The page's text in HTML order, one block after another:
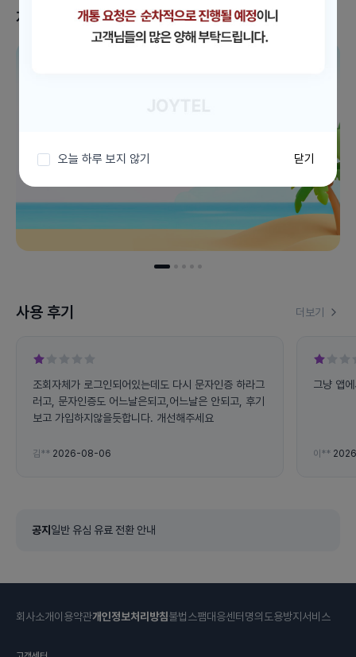
사용 후기 더보기
조회자체가 로그인되어있는데도 다시 문자인증 하라그
러고, 문자인증도 어느날은되고,어느날은 안되고, 후기
보고 가입하지않을듯합니다. 개선해주세요
김** 2026-08-06
그냥 앱
이**
지금 받을 수 있는 혜택 이벤트 더보기
공지 일반 유심 유료 전환 안내
회사소개이용약관개인정보처리방침불법스팸대응센터 명의도용방지서비스
오늘 하루 보지 않기 닫기